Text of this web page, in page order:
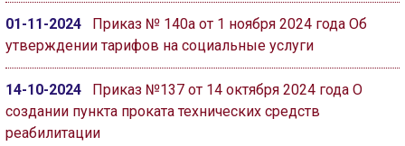
01-11-2024
Приказ № 140а от 1 ноября 2024 года Об
утверждении тарифов на социальные услуги
14-10-2024
Приказ №137 от 14 октября 2024 года О
создании пункта проката технических средств
реабилитации